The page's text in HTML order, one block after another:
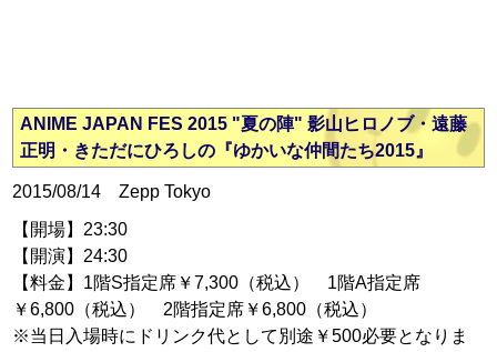
ANIME JAPAN FES 2015 "夏の陣" 影山ヒロノブ・遠藤
正明・きただにひろしの『ゆかいな仲間たち2015』
2015/08/14 Zepp Tokyo
【開場】23:30
【開演】24:30
【料金】1階S指定席￥7,300（税込） 1階A指定席
￥6,800（税込） 2階指定席￥6,800（税込）
※当日入場時にドリンク代として別途￥500必要となりま